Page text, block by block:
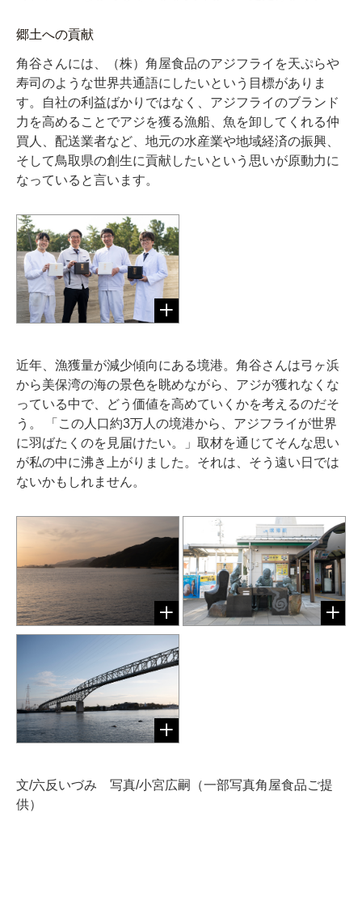
郷土への貢献
角谷さんには、（株）角屋食品のアジフライを天ぷらや
寿司のような世界共通語にしたいという目標がありま
す。自社の利益ばかりではなく、アジフライのブランド
力を高めることでアジを獲る漁船、魚を卸してくれる仲
買人、配送業者など、地元の水産業や地域経済の振興、
そして鳥取県の創生に貢献したいという思いが原動力に
なっていると言います。
近年、漁獲量が減少傾向にある境港。角谷さんは弓ヶ浜
から美保湾の海の景色を眺めながら、アジが獲れなくな
っている中で、どう価値を高めていくかを考えるのだそ
う。 「この人口約3万人の境港から、アジフライが世界
に羽ばたくのを見届けたい。」取材を通じてそんな思い
が私の中に沸き上がりました。それは、そう遠い日では
ないかもしれません。
文/六反いづみ 写真/小宮広嗣（一部写真角屋食品ご提
供）